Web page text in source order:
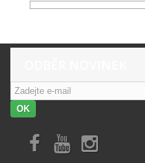
OK